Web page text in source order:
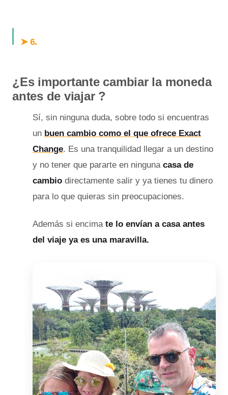
➤ 6.
¿Es importante cambiar la moneda
antes de viajar ?
Sí, sin ninguna duda, sobre todo si encuentras
un buen cambio como el que ofrece Exact
Change. Es una tranquilidad llegar a un destino
y no tener que pararte en ninguna casa de
cambio directamente salir y ya tienes tu dinero
para lo que quieras sin preocupaciones.
Además si encima te lo envían a casa antes
del viaje ya es una maravilla.